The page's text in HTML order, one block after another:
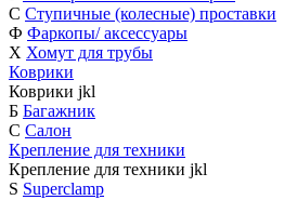
С Ступичные (колесные) проставки
Ф Фаркопы/ аксессуары
Х Хомут для трубы
Коврики
Коврики jkl
Б Багажник
С Салон
Крепление для техники
Крепление для техники jkl
S Superclamp